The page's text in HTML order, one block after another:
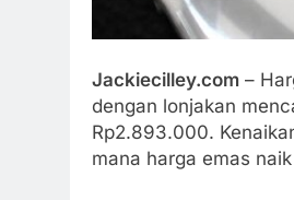
Jackiecilley.com –
dengan lonjakan
Rp2.893.000.
mana harga emas